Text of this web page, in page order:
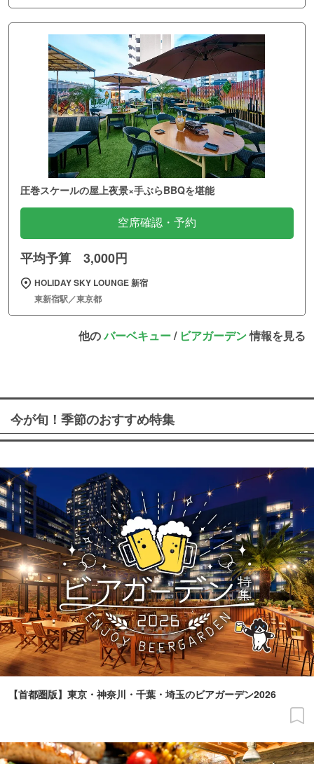
圧巻スケールの屋上夜景×手ぶらBBQを堪能
空席確認・予約
平均予算 3,000円
HOLIDAY SKY LOUNGE 新宿
東新宿駅／東京都
他のバーベキュー/ ビアガーデン情報を見る
今が旬！季節のおすすめ特集
【首都圏版】東京・神奈川・千葉・埼玉のビアガーデン2026